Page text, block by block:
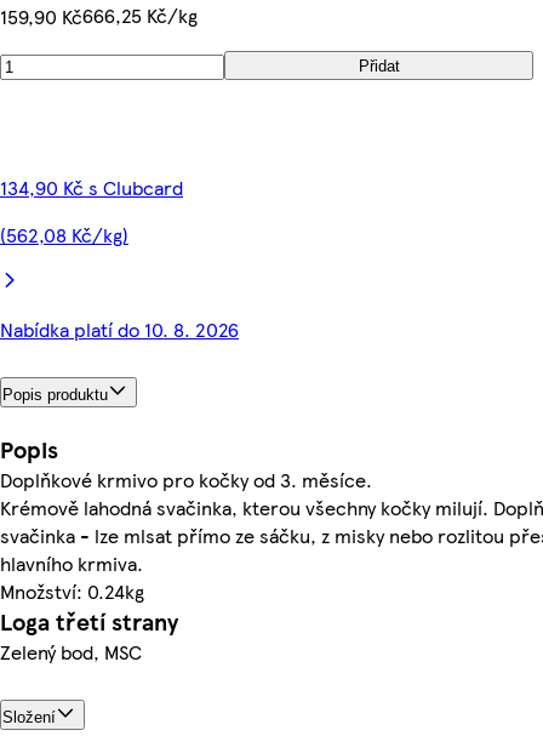
159,90 Kč666,25 Kč/kg
Přidat
134,90 Kč s Clubcard
(562,08 Kč/kg)
Nabídka platí do 10. 8. 2026
Popis produktu
Popis
Doplňkové krmivo pro kočky od 3. měsíce.
Krémově lahodná svačinka, kterou všechny kočky milují.
svačinka - lze mlsat přímo ze sáčku, z misky nebo rozlitou
hlavního krmiva.
Množství: 0.24kg
Loga třetí strany
Zelený bod, MSC
Složení